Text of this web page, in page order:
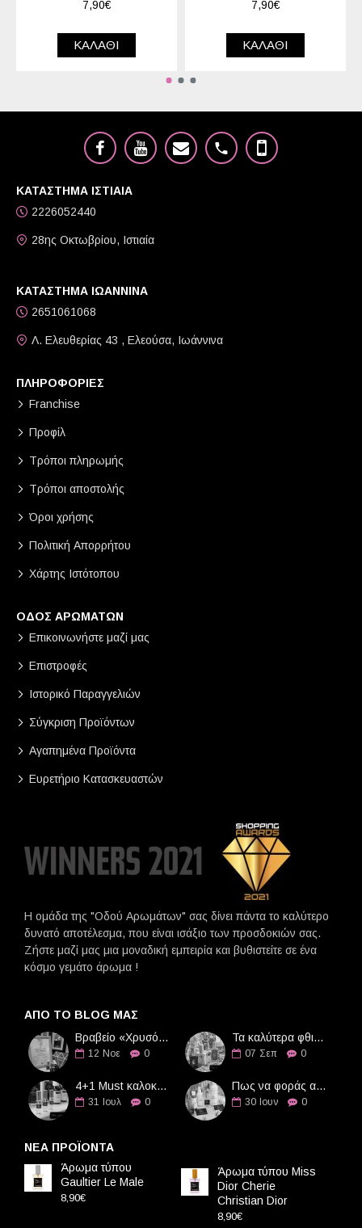
7,90€
ΚΑΛΆΘΙ
7,90€
ΚΑΛΆΘΙ
ΚΑΤΑΣΤΗΜΑ ΙΣΤΙΑΙΑ
2226052440
28ης Οκτωβρίου, Ιστιαία
ΚΑΤΑΣΤΗΜΑ ΙΩΑΝΝΙΝΑ
2651061068
Λ. Ελευθερίας 43 , Ελεούσα, Ιωάννινα
ΠΛΗΡΟΦΟΡΙΕΣ
Franchise
Προφίλ
Τρόποι πληρωμής
Τρόποι αποστολής
Όροι χρήσης
Πολιτική Απορρήτου
Χάρτης Ιστότοπου
ΟΔΟΣ ΑΡΩΜΑΤΩΝ
Επικοινωνήστε μαζί μας
Επιστροφές
Ιστορικό Παραγγελιών
Σύγκριση Προϊόντων
Αγαπημένα Προϊόντα
Ευρετήριο Κατασκευαστών
Η ομάδα της "Οδού Αρωμάτων" σας δίνει πάντα το καλύτερο
δυνατό αποτέλεσμα, που είναι ισάξιο των προσδοκιών σας.
Ζήστε μαζί μας μια μοναδική εμπειρία και βυθιστείτε σε ένα
κόσμο γεμάτο άρωμα !
ΑΠΌ ΤΟ BLOG ΜΑΣ
Βραβείο «Χρυσό Διαμάντι» στην Οδό Αρωμάτων
12 Νοε 0
Τα καλύτερα φθινοπωρινά αρώματα
07 Σεπ 0
4+1 Must καλοκαιρινά αρώματα
31 Ιουλ 0
Πως να φοράς αρώματα τους καλοκαιρινούς μήνες
30 Ιουν 0
ΝΕΑ ΠΡΟΪΟΝΤΑ
Άρωμα τύπου
Gaultier Le Male
8,90€
Άρωμα τύπου Miss
Dior Cherie
Christian Dior
8,90€